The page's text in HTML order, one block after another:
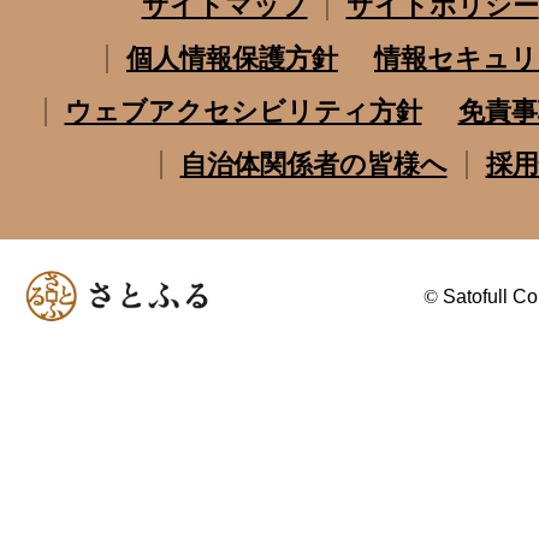
個人情報保護方針
情報セキュ
ウェブアクセシビリティ方針
免責
自治体関係者の皆様へ
採
© Satofull